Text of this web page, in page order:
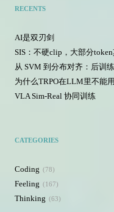
RECENTS
AI是双刃剑
SIS：不硬clip，大部分
从 SVM 到分布对齐：后训
为什么TRPO在LLM里不能
VLA Sim-Real 协同训练
CATEGORIES
Coding 78
Feeling 167
Thinking 63